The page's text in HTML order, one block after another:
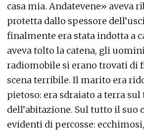
casa mia. Andatevene» aveva
protetta dallo spessore
finalmente era stata indotta a
aveva tolto la catena, gli
radiomobile si erano trovati di
scena terribile. Il marito era
pietoso: era sdraiato a terra sul
dell’abitazione. Sul tutto il suo
evidenti di percosse: